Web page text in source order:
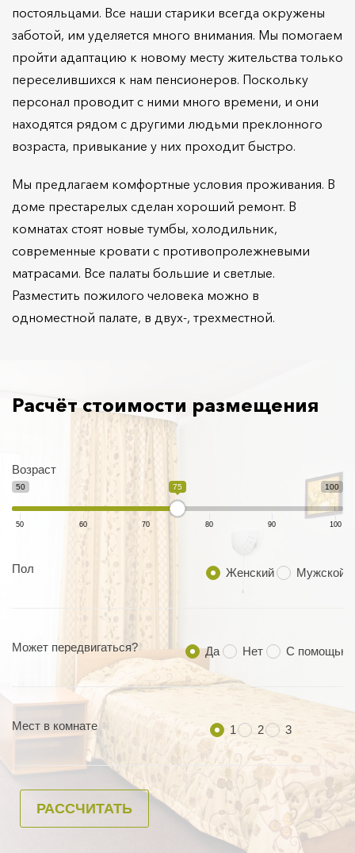
постояльцами. Все наши старики всегда окружены
заботой, им уделяется много внимания. Мы помогаем
пройти адаптацию к новому месту жительства только
переселившихся к нам пенсионеров. Поскольку
персонал проводит с ними много времени, и они
находятся рядом с другими людьми преклонного
возраста, привыкание у них проходит быстро.
Мы предлагаем комфортные условия проживания. В
доме престарелых сделан хороший ремонт. В
комнатах стоят новые тумбы, холодильник,
современные кровати с противопролежневыми
матрасами. Все палаты большие и светлые.
Разместить пожилого человека можно в
одноместной палате, в двух-, трехместной.
Расчёт стоимости размещения